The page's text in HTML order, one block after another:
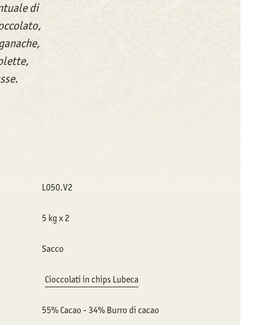
di
L050.V2
5 kg x 2
Sacco
Cioccolati in chips Lubeca
55% Cacao - 34% Burro di cacao